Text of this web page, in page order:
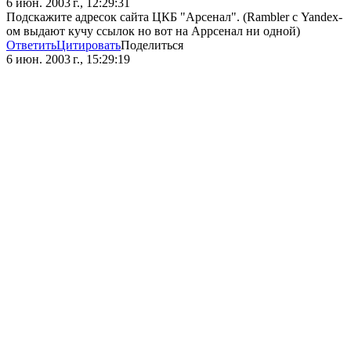
6 июн. 2003 г., 12:29:31
Подскажите адресок сайта ЦКБ "Арсенал". (Rambler с Yandex-
ом выдают кучу ссылок но вот на Аррсенал ни одной)
ОтветитьЦитироватьПоделиться
6 июн. 2003 г., 15:29:19